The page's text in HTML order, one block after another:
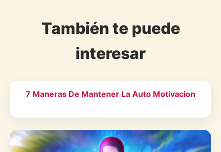
También te puede
interesar
7 Maneras De Mantener La Auto Motivacion